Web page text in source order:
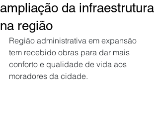
ampliação da infraestrutura
na região
Região administrativa em expansão
tem recebido obras para dar mais
conforto e qualidade de vida aos
moradores da cidade.